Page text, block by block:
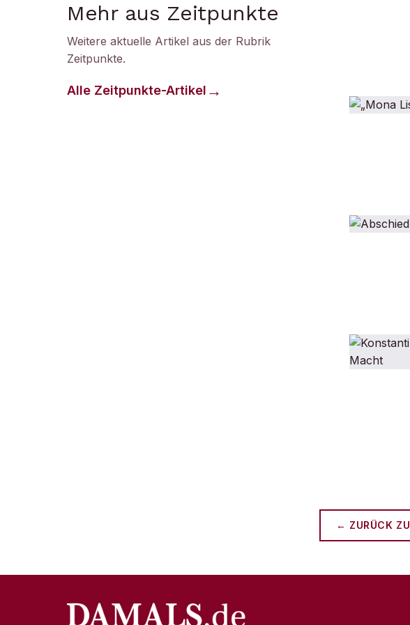
Mehr aus Zeitpunkte
Weitere aktuelle Artikel aus der Rubrik
Zeitpunkte.
Alle Zeitpunkte-Artikel
← ZURÜCK ZU